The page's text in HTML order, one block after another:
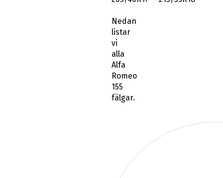
Nedan
listar
vi
alla
Alfa
Romeo
155
fälgar.